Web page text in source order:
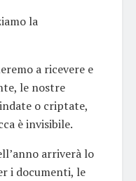
la
a ricevere e
le nostre
o criptate,
è invisibile.
arriverà lo
i documenti, le